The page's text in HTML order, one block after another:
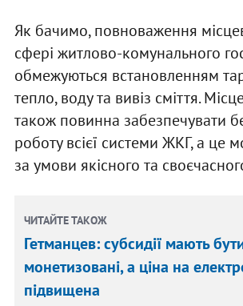
Як бачимо, повноваження
сфері житлово-комунального
обмежуються встановленням
тепло, воду та вивіз сміття.
також повинна забезпечувати
роботу всієї системи ЖКГ, а це
за умови якісного та
ЧИТАЙТЕ ТАКОЖ
Гетманцев: субсидії мають
монетизовані, а ціна на
підвищена